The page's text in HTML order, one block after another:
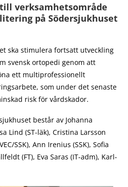
verksamhetsområde
på Södersjukhuset
ska stimulera fortsatt utveckling
svensk ortopedi genom att
ett multiprofessionellt
som under det senaste
risk för vårdskador.
består av Johanna
Lind (ST-läk), Cristina Larsson
SSK), Ann Irenius (SSK), Sofia
(FT), Eva Saras (IT-adm), Karl-